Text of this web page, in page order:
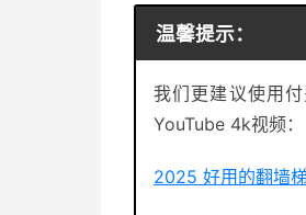
温馨提示：
我们更建议使用
YouTube 4k视频：
2025 好用的翻墙